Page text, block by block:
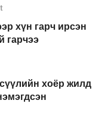
хүн гарч ирсэн
гарчээ
хоёр жилд